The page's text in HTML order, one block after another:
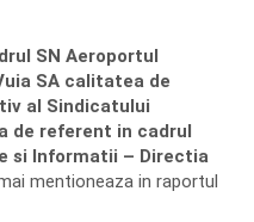
SN Aeroportul
SA calitatea de
al Sindicatului
de referent in cadrul
si Informatii – Directia
mentioneaza in raportul